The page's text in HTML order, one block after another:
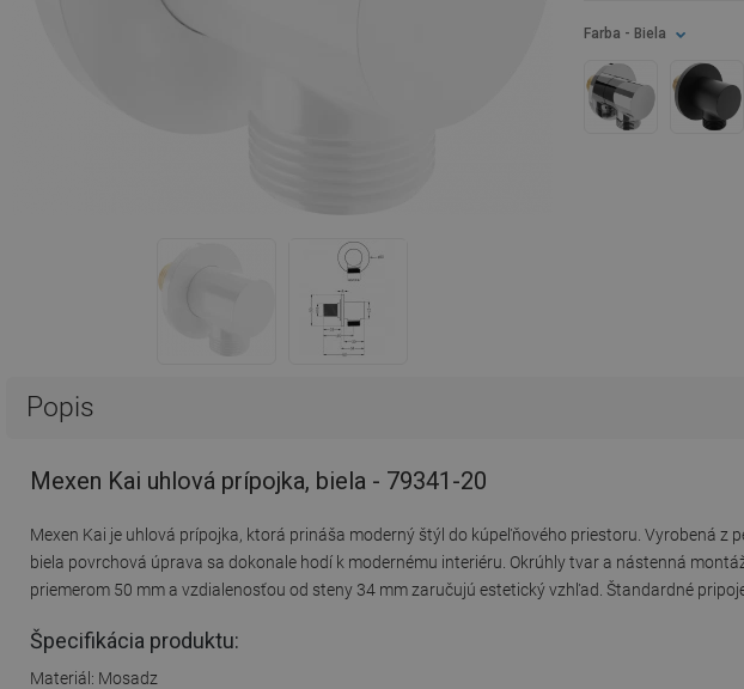
Farba - Biela
Popis
Mexen Kai uhlová prípojka, biela - 79341-20
Mexen Kai je uhlová prípojka, ktorá prináša moderný štýl do kúpeľňového priestoru. Vyrobená
biela povrchová úprava sa dokonale hodí k modernému interiéru. Okrúhly tvar a nástenná
priemerom 50 mm a vzdialenosťou od steny 34 mm zaručujú estetický vzhľad. Štandardné
Špecifikácia produktu:
Materiál: Mosadz